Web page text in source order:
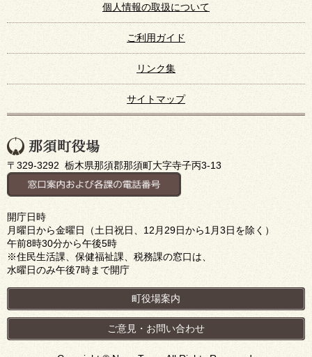
個人情報の取扱について
ご利用ガイド
リンク集
サイトマップ
〒329-3292 栃木県那須郡那須町大字寺子丙3-13
開庁日時
月曜日から金曜日（土日祝日、12月29日から1月3日を除く）
午前8時30分から午後5時
※住民生活課、保健福祉課、税務課の窓口は、
水曜日のみ午後7時まで開庁
町役場案内
ご意見・お問い合わせ